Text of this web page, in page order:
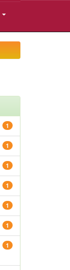
1
1
1
1
1
1
1